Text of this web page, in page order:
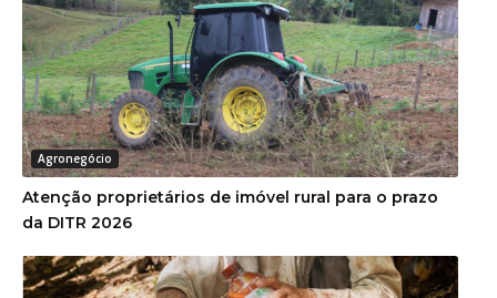
Agronegócio
Atenção proprietários de imóvel rural para o prazo
da DITR 2026